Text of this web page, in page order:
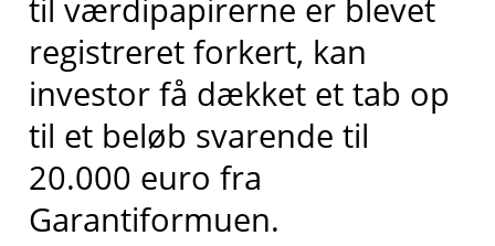
til værdipapirerne er blevet
registreret forkert, kan
investor få dækket et tab op
til et beløb svarende til
20.000 euro fra
Garantiformuen.